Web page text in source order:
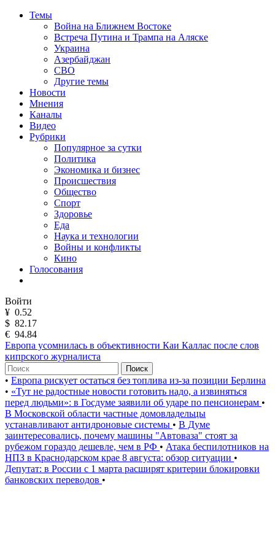
Темы
Война на Ближнем Востоке
Встреча Путина и Трампа на Аляске
Украина
Азербайджан
СВО
Другие темы
Новости
Мнения
Каналы
Видео
Рубрики
Популярное за сутки
Политика
Экономика и бизнес
Происшествия
Общество
Спорт
Здоровье
Еда
Наука и технологии
Войны и конфликты
Кино
Голосования
Войти
¥ 0.52
$ 82.17
€ 94.84
Европа усомнилась в объективности Каи Каллас после слов
кипрского журналиста
Поиск
• Европа рискует остаться без топлива из-за позиции Берлина
• «Тут не радостные новости готовить надо, а извиняться
перед людьми»: в Госдуме заявили об ударе по пенсионерам •
В Московской области частные домовладельцы
устанавливают антидроновые системы • В Думе
заинтересовались, почему машины "Автоваза" стоят за
рубежом гораздо дешевле, чем в РФ • Атака беспилотников на
НПЗ в Краснодарском крае 8 августа: обзор ситуации •
Депутат: в России с 1 марта расширят критерии блокировки
банковских переводов •